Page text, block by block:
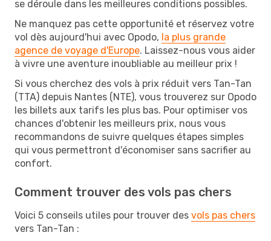
se déroule dans les meilleures conditions possibles.
Ne manquez pas cette opportunité et réservez votre
vol dès aujourd'hui avec Opodo, la plus grande
agence de voyage d'Europe. Laissez-nous vous aider
à vivre une aventure inoubliable au meilleur prix !
Si vous cherchez des vols à prix réduit vers Tan-Tan
(TTA) depuis Nantes (NTE), vous trouverez sur Opodo
les billets aux tarifs les plus bas. Pour optimiser vos
chances d'obtenir les meilleurs prix, nous vous
recommandons de suivre quelques étapes simples
qui vous permettront d'économiser sans sacrifier au
confort.
Comment trouver des vols pas chers
Voici 5 conseils utiles pour trouver des vols pas chers
vers Tan-Tan :